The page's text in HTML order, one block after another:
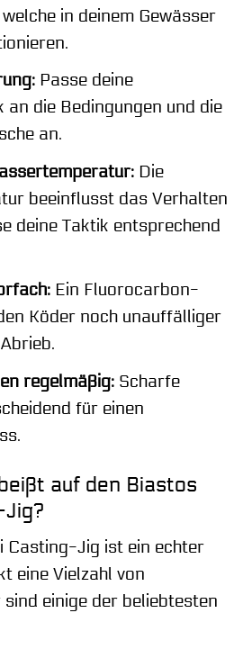
in deinem Gewässer
Passe deine
an die Bedingungen und die
an.
Die
beeinflusst das Verhalten
deine Taktik entsprechend
Ein Fluorocarbon-
Köder noch unauffälliger
regelmäßig:Scharfe
für einen
auf den Biastos
Casting-Jig ist ein echter
eine Vielzahl von
einige der beliebtesten